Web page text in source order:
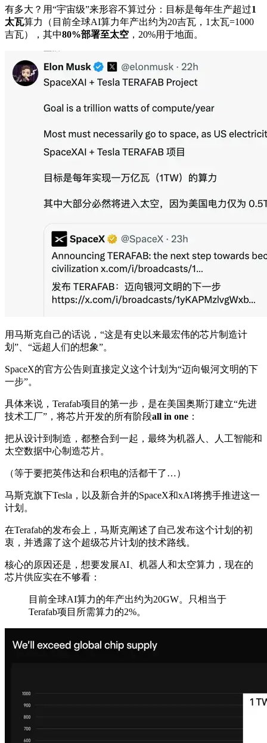
有多大？用“宇宙级”来形容不算过分：目标是每年生产超过1
太瓦算力（目前全球AI算力年产出约为20吉瓦，1太瓦=1000
吉瓦），其中80%部署至太空 ，20%用于地面。
用马斯克自己的话说，“这是有史以来最宏伟的芯片制造计
划”、“远超人们的想象”。
SpaceX的官方公告则直接定义这个计划为“迈向银河文明的下
一步”。
具体来说，Terafab项目的第一步，是在美国奥斯汀建立“先进
技术工厂”，将芯片开发的所有阶段all in one ：
把从设计到制造，都整合到一起，最终为机器人、人工智能和
太空数据中心制造芯片。
（等于要把英伟达和台积电的活都干了…）
马斯克旗下Tesla，以及新合并的SpaceX和xAI将携手推进这一
计划。
在Terafab的发布会上，马斯克阐述了自己发布这个计划的初
衷，并透露了这个超级芯片计划的技术路线。
核心的原因还是，想要发展AI、机器人和太空算力，现在的
芯片供应实在不够看：
目前全球AI算力的年产出约为20GW。只相当于
Terafab项目所需算力的2%。